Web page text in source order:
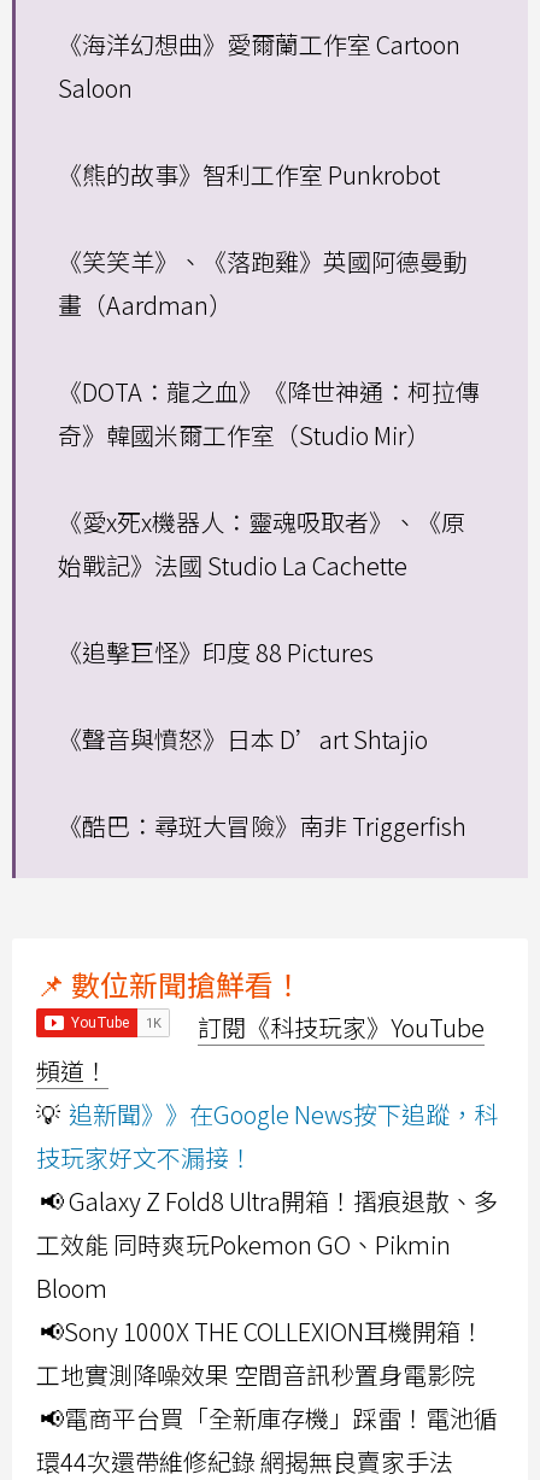
《海洋幻想曲》愛爾蘭工作室 Cartoon
Saloon
《熊的故事》智利工作室 Punkrobot
《笑笑羊》、《落跑雞》英國阿德曼動
畫（Aardman）
《DOTA：龍之血》《降世神通：柯拉傳
奇》韓國米爾工作室（Studio Mir）
《愛x死x機器人：靈魂吸取者》、《原
始戰記》法國 Studio La Cachette
《追擊巨怪》印度 88 Pictures
《聲音與憤怒》日本 D’art Shtajio
《酷巴：尋斑大冒險》南非 Triggerfish
📌 數位新聞搶鮮看！
訂閱《科技玩家》YouTube
頻道！
💡 追新聞》》在Google News按下追蹤，科
技玩家好文不漏接！
📢 Galaxy Z Fold8 Ultra開箱！摺痕退散、多
工效能 同時爽玩Pokemon GO、Pikmin
Bloom
📢Sony 1000X THE COLLEXION耳機開箱！
工地實測降噪效果 空間音訊秒置身電影院
📢電商平台買「全新庫存機」踩雷！電池循
環44次還帶維修紀錄 網揭無良賣家手法